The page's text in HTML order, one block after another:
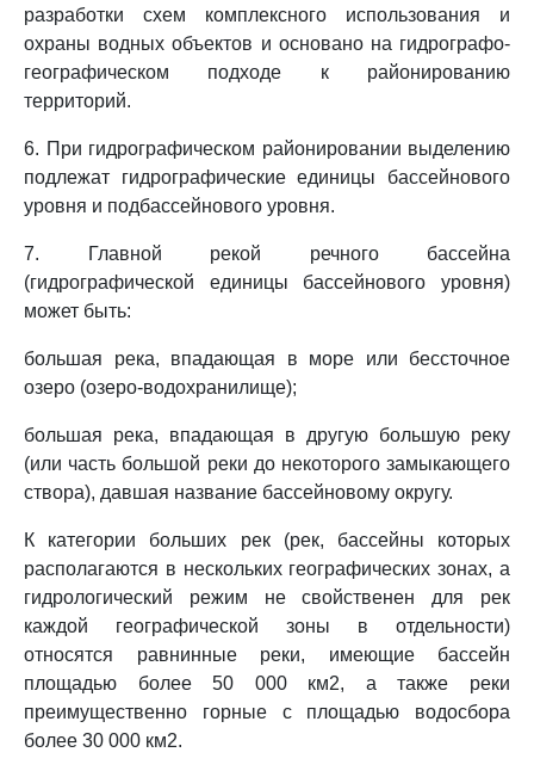
разработки схем комплексного использования и
охраны водных объектов и основано на гидрографо-
географическом подходе к районированию
территорий.
6. При гидрографическом районировании выделению
подлежат гидрографические единицы бассейнового
уровня и подбассейнового уровня.
7. Главной рекой речного бассейна
(гидрографической единицы бассейнового уровня)
может быть:
большая река, впадающая в море или бессточное
озеро (озеро-водохранилище);
большая река, впадающая в другую большую реку
(или часть большой реки до некоторого замыкающего
створа), давшая название бассейновому округу.
К категории больших рек (рек, бассейны которых
располагаются в нескольких географических зонах, а
гидрологический режим не свойственен для рек
каждой географической зоны в отдельности)
относятся равнинные реки, имеющие бассейн
площадью более 50 000 км2, а также реки
преимущественно горные с площадью водосбора
более 30 000 км2.